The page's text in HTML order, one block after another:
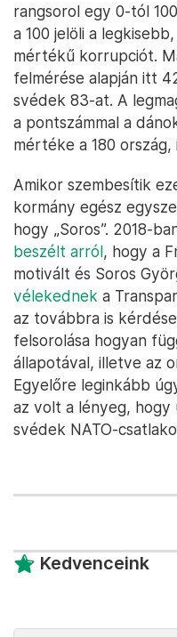
rangsorol egy 0-tól
a 100 jelöli a
mértékű korrupciót.
felmérése alapján itt
svédek 83-at. A
a pontszámmal a
mértéke a 180
Amikor szembesítik
kormány egész
hogy „Soros”. 2018-
beszélt arról, hogy a
motivált és Soros
vélekednek a
az továbbra is
felsorolása hogyan
állapotával, illetve az
Egyelőre leginkább
az volt a lényeg, hogy
svédek NATO-
Kedvenceink